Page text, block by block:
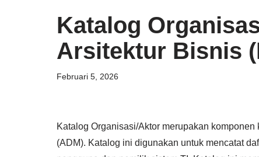
Katalog
Arsitektur Bisnis
Februari 5, 2026
Katalog Organisasi/Aktor merupakan
(ADM). Katalog ini digunakan untuk mencatat